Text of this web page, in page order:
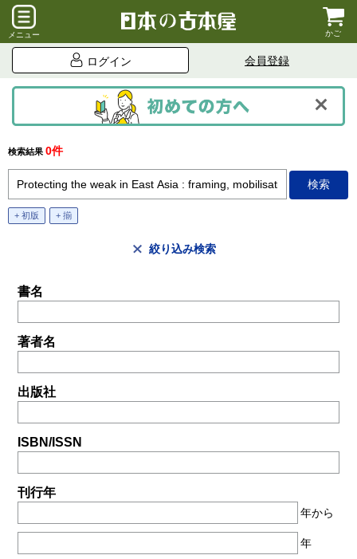
メニュー かご
ログイン 会員登録
検索結果 0件
+ 初版 + 揃
絞り込み検索
書名
著者名
出版社
ISBN/ISSN
刊行年
年から
年